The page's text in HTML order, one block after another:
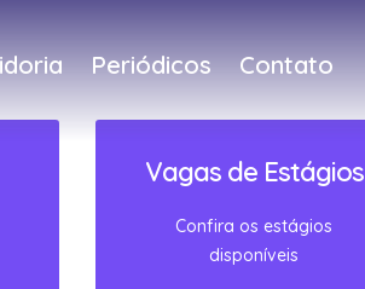
Periódicos Contato
Vagas de Estágios
Confira os estágios
disponíveis